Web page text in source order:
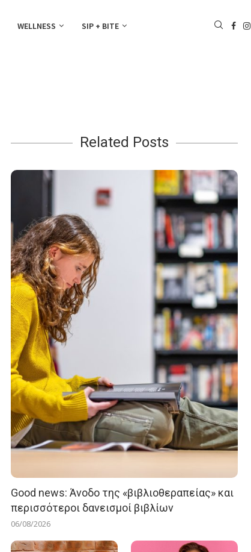
WELLNESS SIP + BITE
Related Posts
Good news: Άνοδο της «βιβλιοθεραπείας» και
περισσότεροι δανεισμοί βιβλίων
06/08/2026